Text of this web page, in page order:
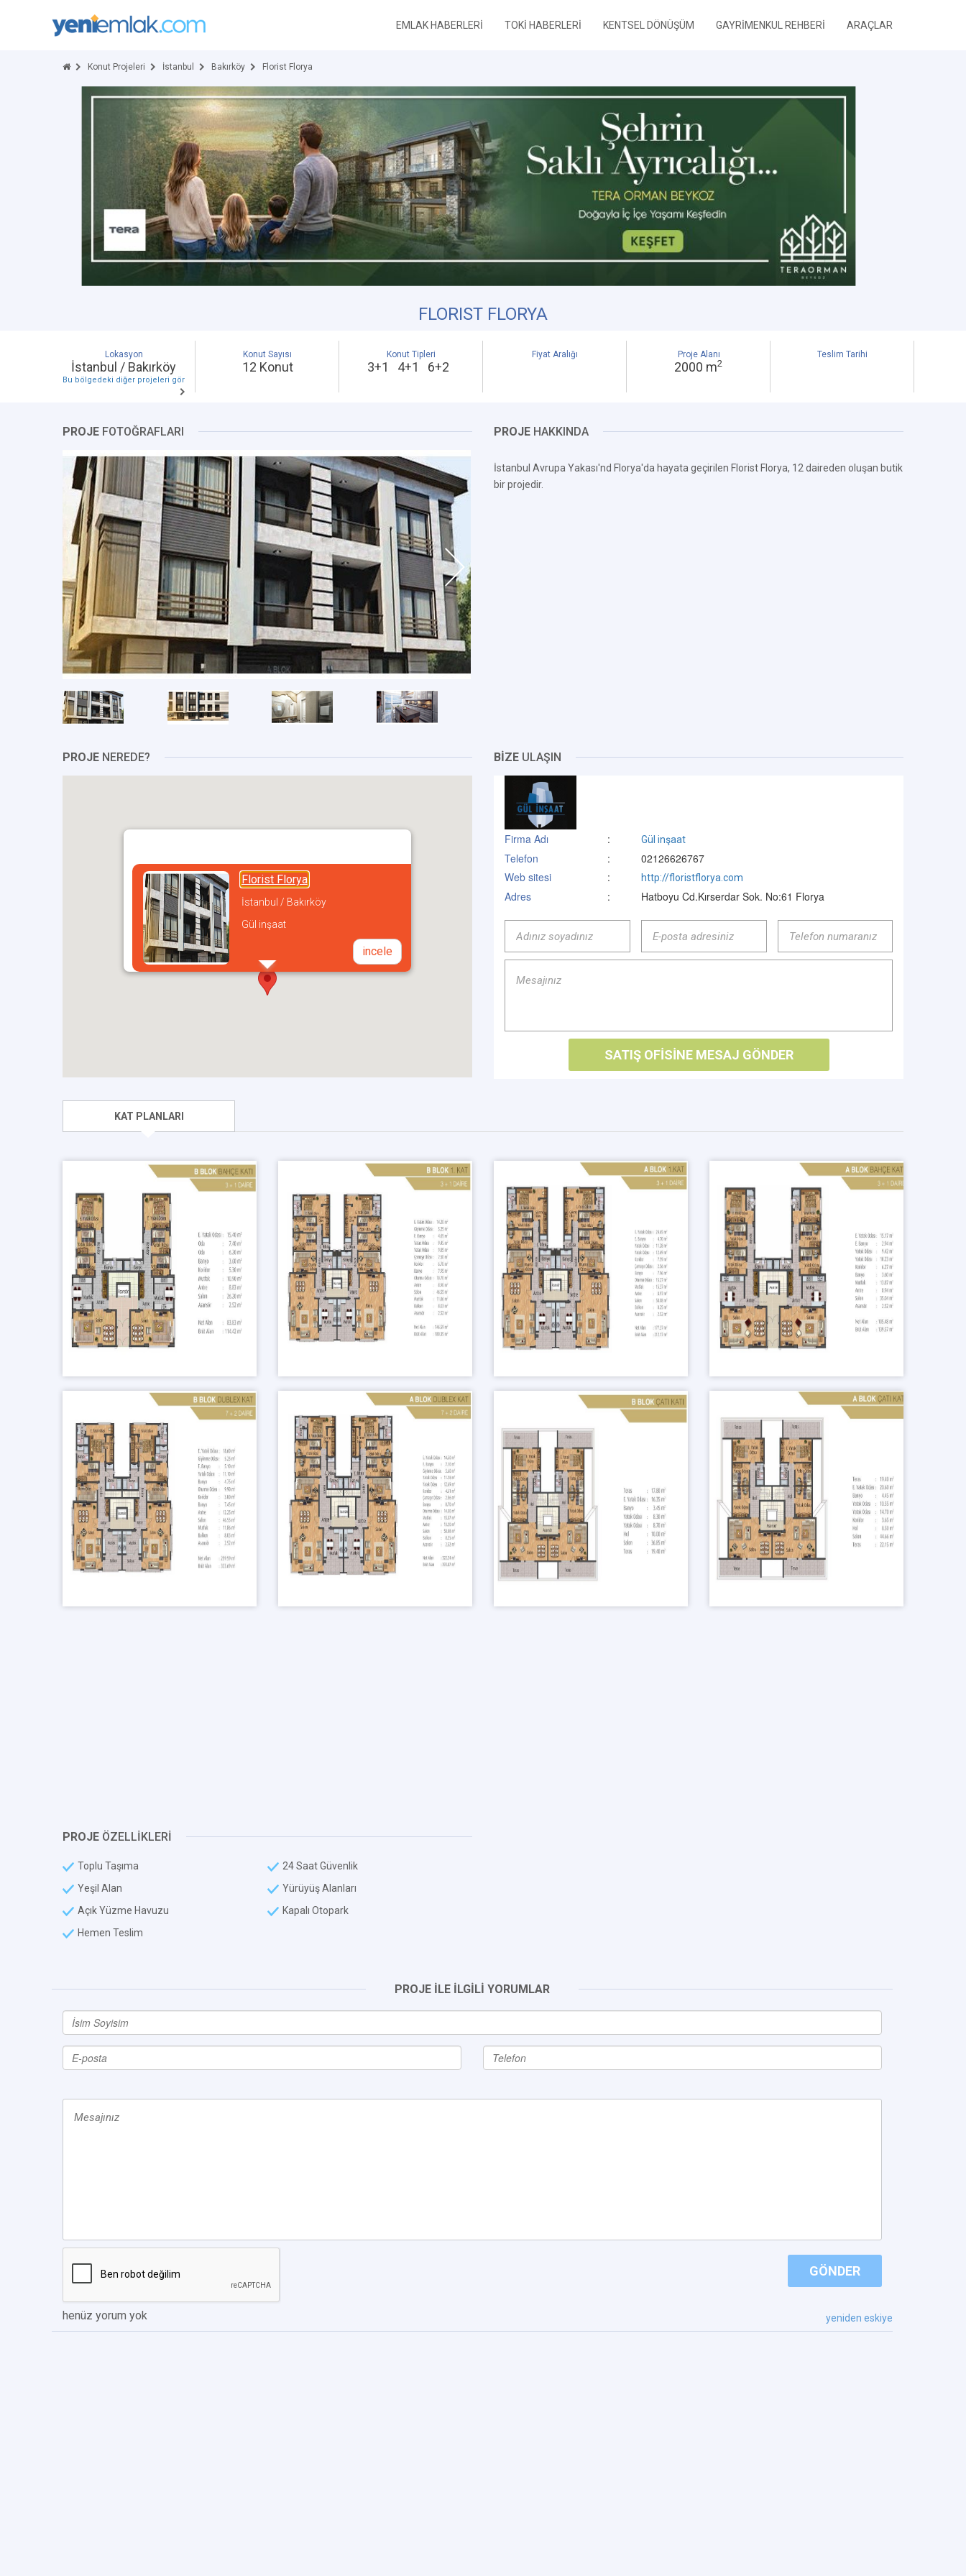
EMLAK HABERLERİ TOKİ HABERLERİ KENTSEL DÖNÜŞÜM GAYRİMENKUL REHBERİ ARAÇLAR
Konut Projeleri İstanbul Bakırköy Florist Florya
FLORIST FLORYA
Lokasyon
İstanbul / Bakırköy
Bu bölgedeki diğer projeleri gör
Konut Sayısı
12 Konut
Konut Tipleri
3+1 4+1 6+2
Fiyat Aralığı Proje Alanı
2000 m2
Teslim Tarihi
PROJE FOTOĞRAFLARI PROJE HAKKINDA
İstanbul Avrupa Yakası'nd Florya'da hayata geçirilen Florist Florya, 12 daireden oluşan butik
bir projedir.
PROJE NEREDE?
Florist Florya
İstanbul / Bakırköy
Gül inşaat
incele
BİZE ULAŞIN
Firma Adı : Gül inşaat
Telefon :
02126626767
Web sitesi
: http://floristflorya.com
Adres : Hatboyu Cd.Kırserdar Sok. No:61 Florya
KAT PLANLARI
PROJE ÖZELLİKLERİ
Toplu Taşıma
24 Saat Güvenlik
Yeşil Alan
Yürüyüş Alanları
Açık Yüzme Havuzu
Kapalı Otopark
Hemen Teslim
PROJE İLE İLGİLİ YORUMLAR
GÖNDER
henüz yorum yok yeniden eskiye